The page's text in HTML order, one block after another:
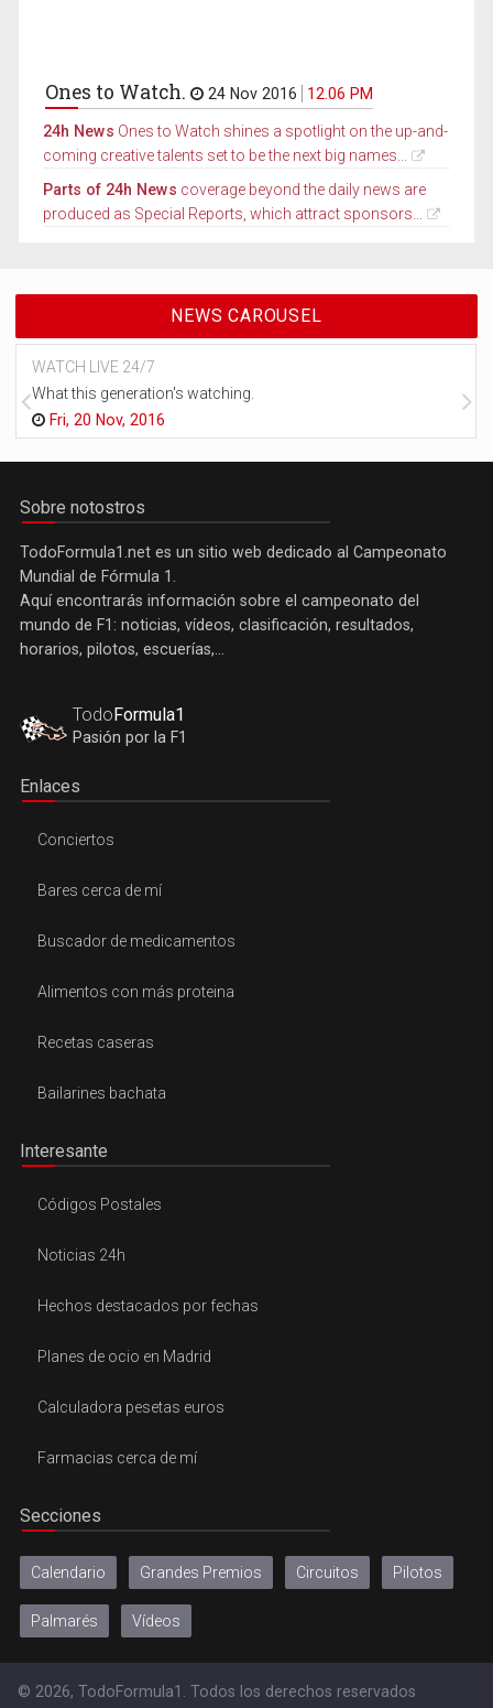
Ones to Watch. 24 Nov 2016 12.06 PM
24h News Ones to Watch shines a spotlight on the up-and-
coming creative talents set to be the next big names...
Parts of 24h News coverage beyond the daily news are
produced as Special Reports, which attract sponsors...
NEWS CAROUSEL
WATCH LIVE 24/7
What this generation's watching.
Fri, 20 Nov, 2016
Sobre notostros
TodoFormula1.net es un sitio web dedicado al Campeonato
Mundial de Fórmula 1.
Aquí encontrarás información sobre el campeonato del
mundo de F1: noticias, vídeos, clasificación, resultados,
horarios, pilotos, escuerías,...
Todo Formula1
Pasión por la F1
Enlaces
Conciertos
Bares cerca de mí
Buscador de medicamentos
Alimentos con más proteina
Recetas caseras
Bailarines bachata
Interesante
Códigos Postales
Noticias 24h
Hechos destacados por fechas
Planes de ocio en Madrid
Calculadora pesetas euros
Farmacias cerca de mí
Secciones
Calendario Grandes Premios Circuitos Pilotos
Palmarés Vídeos
© 2026, TodoFormula1. Todos los derechos reservados